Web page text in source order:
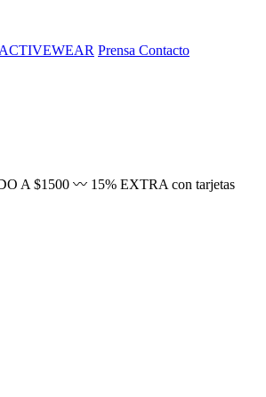
ACTIVEWEAR Prensa Contacto
A $1500 〰 15% EXTRA con tarjetas